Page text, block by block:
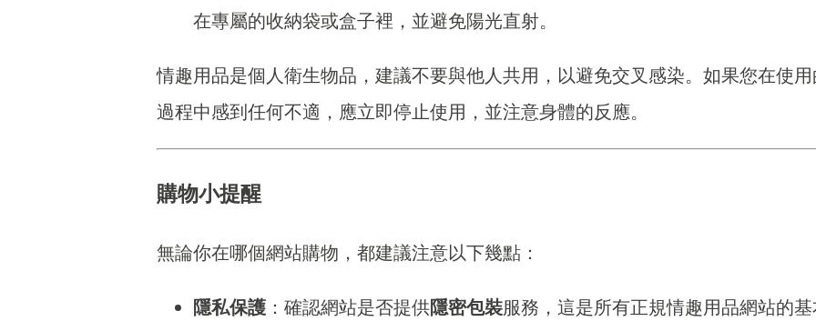
在專屬的收納袋或盒子裡，並避免陽光直射。
情趣用品是個人衛生物品，建議不要與他人共用，以避免交叉感染。如果您在使
過程中感到任何不適，應立即停止使用，並注意身體的反應。
購物小提醒
無論你在哪個網站購物，都建議注意以下幾點：
隱私保護 ：確認網站是否提供隱密包裝服務，這是所有正規情趣用品網站的